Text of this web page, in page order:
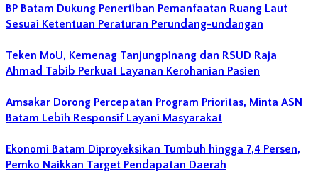
BP Batam Dukung Penertiban Pemanfaatan Ruang Laut
Sesuai Ketentuan Peraturan Perundang-undangan
Teken MoU, Kemenag Tanjungpinang dan RSUD Raja
Ahmad Tabib Perkuat Layanan Kerohanian Pasien
Amsakar Dorong Percepatan Program Prioritas, Minta ASN
Batam Lebih Responsif Layani Masyarakat
Ekonomi Batam Diproyeksikan Tumbuh hingga 7,4 Persen,
Pemko Naikkan Target Pendapatan Daerah